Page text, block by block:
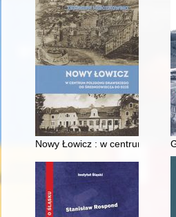
Nowy Łowicz : w centrum